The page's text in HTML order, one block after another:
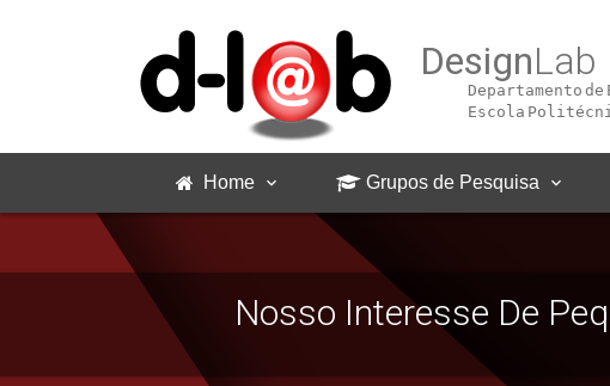
DesignLab
Departamento
Escola
Home Grupos de Pesquisa
Nosso Interesse De